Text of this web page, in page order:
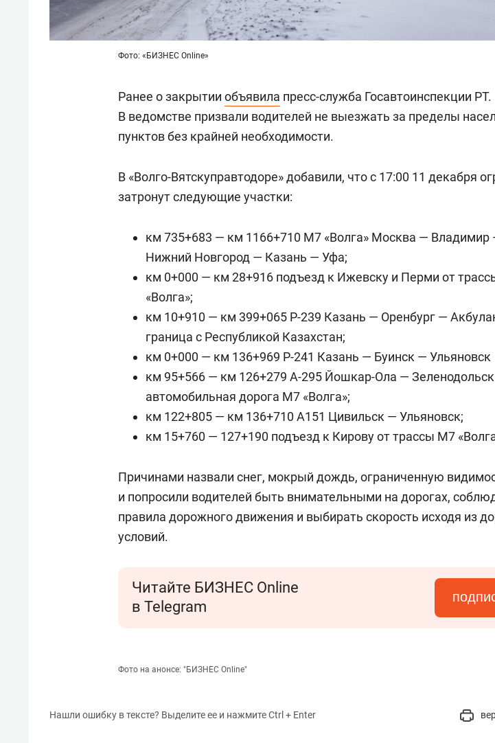
Фото: «БИЗНЕС Online»
Ранее о закрытии объявила пресс-служба Госавтоинспекции РТ.
В ведомстве призвали водителей не выезжать за пределы
пунктов без крайней необходимости.
В «Волго-Вятскуправтодоре» добавили, что с 17:00 11 декабря
затронут следующие участки:
км 735+683 — км 1166+710 М7 «Волга» Москва — Владимир
Нижний Новгород — Казань — Уфа;
км 0+000 — км 28+916 подъезд к Ижевску и Перми от
«Волга»;
км 10+910 — км 399+065 Р-239 Казань — Оренбург —
граница с Республикой Казахстан;
км 0+000 — км 136+969 Р-241 Казань — Буинск — Ульяновск
км 95+566 — км 126+279 А-295 Йошкар-Ола —
автомобильная дорога М7 «Волга»;
км 122+805 — км 136+710 А151 Цивильск — Ульяновск;
км 15+760 — 127+190 подъезд к Кирову от трассы М7
Причинами назвали снег, мокрый дождь, ограниченную
и попросили водителей быть внимательными на дорогах,
правила дорожного движения и выбирать скорость исходя из
условий.
Читайте БИЗНЕС Online
в Telegram
Фото на анонсе: "БИЗНЕС Online"
Нашли ошибку в тексте? Выделите ее и нажмите Ctrl + Enter